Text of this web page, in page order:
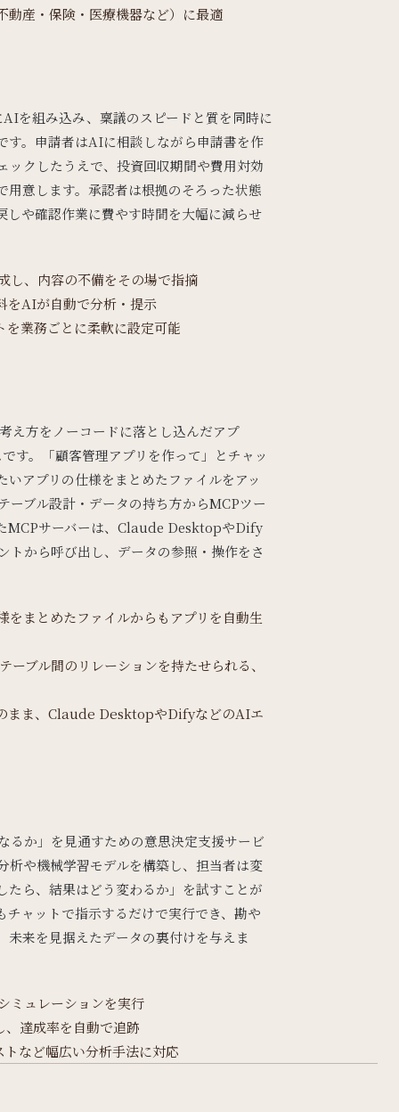
動産・保険・医療機器など）に最適
を組み込み、稟議のスピードと質を同時に
す。申請者はAIに相談しながら申請書を作
ックしたうえで、投資回収期間や費用対効
用意します。承認者は根拠のそろった状態
しや確認作業に費やす時間を大幅に減らせ
し、内容の不備をその場で指摘
をAIが自動で分析・提示
を業務ごとに柔軟に設定可能
え方をノーコードに落とし込んだアプ
す。「顧客管理アプリを作って」とチャッ
アプリの仕様をまとめたファイルをアッ
ーブル設計・データの持ち方からMCPツー
MCPサーバーは、Claude DesktopやDify
トから呼び出し、データの参照・操作をさ
をまとめたファイルからもアプリを自動生
ーブル間のリレーションを持たせられる、
まま、Claude DesktopやDifyなどのAIエ
か」を見通すための意思決定支援サービ
析や機械学習モデルを構築し、担当者は変
たら、結果はどう変わるか」を試すことが
チャットで指示するだけで実行でき、勘や
未来を見据えたデータの裏付けを与えま
ミュレーションを実行
達成率を自動で追跡
など幅広い分析手法に対応